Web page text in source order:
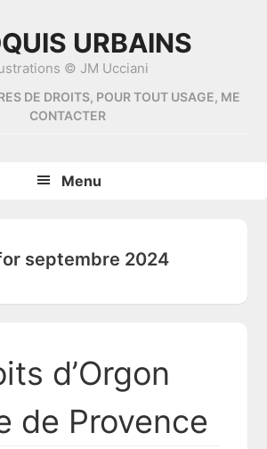
URBAINS
© JM Ucciani
DE DROITS, POUR TOUT USAGE, ME
CONTACTER
Menu
septembre 2024
d’Orgon
de Provence